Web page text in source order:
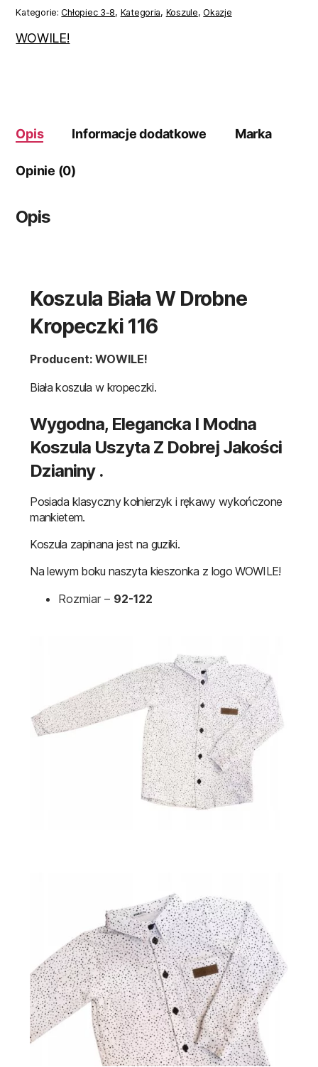
drobne
kropeczki
116
Kategorie:Chłopiec 3-8, Kategoria, Koszule,Okazje
WOWILE!
Opis Informacje dodatkowe Marka
Opinie (0)
Opis
Koszula Biała W Drobne
Kropeczki 116
Producent: WOWILE!
Biała koszula w kropeczki.
Wygodna, Elegancka I Modna
Koszula Uszyta Z Dobrej Jakości
Dzianiny .
Posiada klasyczny kołnierzyk i rękawy wykończone
mankietem.
Koszula zapinana jest na guziki.
Na lewym boku naszyta kieszonka z logo WOWILE!
Rozmiar – 92-122